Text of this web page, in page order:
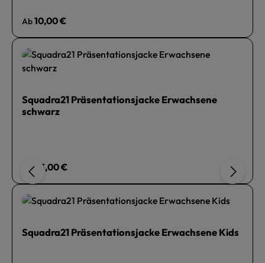
Regulärer Preis:
Ab10,00 €
Squadra21 Präsentationsjacke Erwachsene
schwarz
Regulärer Preis:
Ab33,00 €
Squadra21 Präsentationsjacke Erwachsene Kids